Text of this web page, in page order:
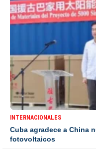
INTERNACIONALES
Cuba agradece a China
fotovoltaicos